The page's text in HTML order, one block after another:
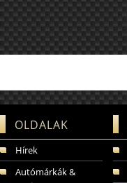
OLDALAK
Hírek
Autómárkák &